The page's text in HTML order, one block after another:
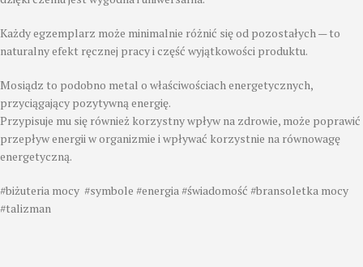
Każdy egzemplarz może minimalnie różnić się od pozostałych — to
naturalny efekt ręcznej pracy i część wyjątkowości produktu.
Mosiądz to podobno metal o właściwościach energetycznych,
przyciągający pozytywną energię.
Przypisuje mu się również korzystny wpływ na zdrowie, może poprawić
przepływ energii w organizmie i wpływać korzystnie na równowagę
energetyczną.
#biżuteria mocy #symbole #energia #świadomość #bransoletka mocy
#talizman